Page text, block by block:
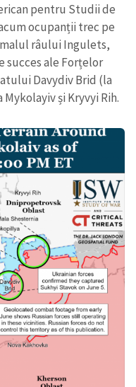
pentru Studii de
ocupanții trec pe
râului Ingulets,
succes ale Forțelor
Davydiv Brid (la
și Kryvyi Rih.